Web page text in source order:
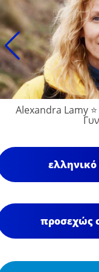
Alexandra Lamy
προσεχώς